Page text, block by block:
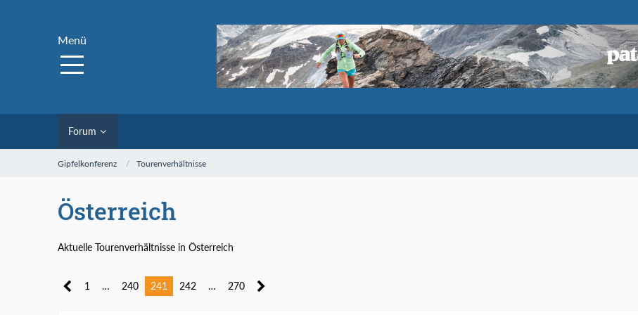
Menü
Forum
Gipfelkonferenz Tourenverhältnisse
Österreich
Aktuelle Tourenverhältnisse in Österreich
1 … 240 241 242 … 270